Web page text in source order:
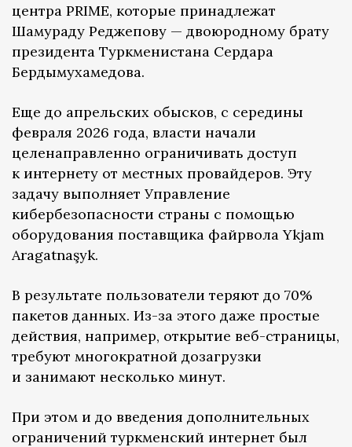
центра PRIME, которые принадлежат
Шамураду Реджепову — двоюродному брату
президента Туркменистана Сердара
Бердымухамедова.
Еще до апрельских обысков, с середины
февраля 2026 года, власти начали
целенаправленно ограничивать доступ
к интернету от местных провайдеров. Эту
задачу выполняет Управление
кибербезопасности страны с помощью
оборудования поставщика файрвола Ykjam
Aragatnaşyk.
В результате пользователи теряют до 70%
пакетов данных. Из-за этого даже простые
действия, например, открытие веб-страницы,
требуют многократной дозагрузки
и занимают несколько минут.
При этом и до введения дополнительных
ограничений туркменский интернет был